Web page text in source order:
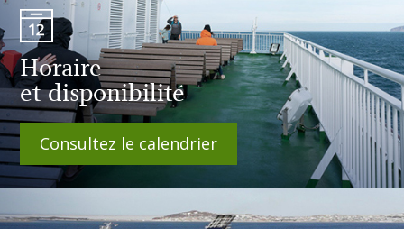
Horaire
et disponibilité
Consultez le calendrier